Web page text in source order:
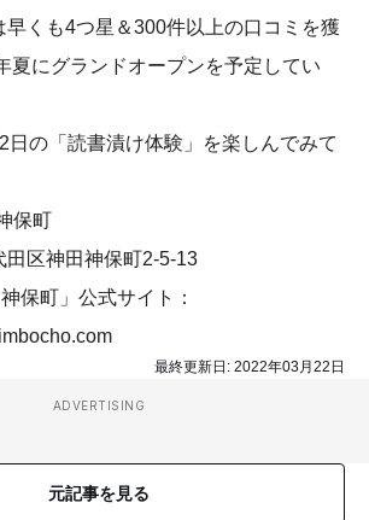
早くも4つ星＆300件以上の口コミを獲
夏にグランドオープンを予定してい
日の「読書漬け体験」を楽しんでみて
保町
田区神田神保町2-5-13
保町」公式サイト：
最終更新日: 2022年03月22日
ADVERTISING
元記事を見る